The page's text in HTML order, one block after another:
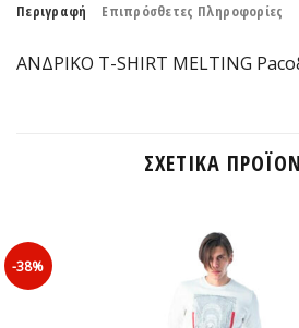
Περιγραφή Επιπρόσθετες Πληροφορίες
ΑΝΔΡΙΚΟ T-SHIRT MELTING
ΣΧΕΤΙΚΆ
-38%